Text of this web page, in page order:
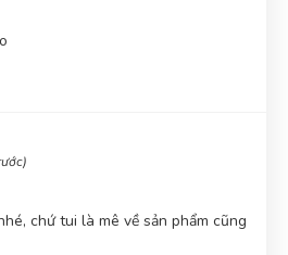
chứ tui là mê về sản phẩm cũng